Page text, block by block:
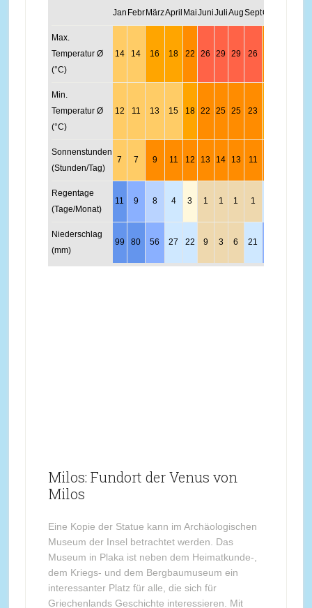
Jan FebrMärzApril MaiJuniJuliAugSeptOkt
Max.
Temperatur Ø
(°C)
14 14 16 18 22 26 29 29 26
Min.
Temperatur Ø
(°C)
12 11 13 15 18 22 25 25 23
Sonnenstunden
(Stunden/Tag)
7 7 9 11 12 13 14 13 11
Regentage
(Tage/Monat)
11 9 8 4 3 1 1 1 1
Niederschlag
(mm)
99 80 56 27 22 9 3 6 21
Milos: Fundort der Venus von
Milos
Eine Kopie der Statue kann im Archäologischen
Museum der Insel betrachtet werden. Das
Museum in Plaka ist neben dem Heimatkunde-,
dem Kriegs- und dem Bergbaumuseum ein
interessanter Platz für alle, die sich für
Griechenlands Geschichte interessieren. Mit